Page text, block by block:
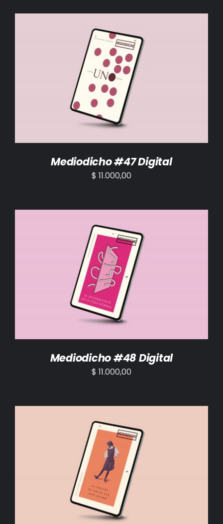
AÑADIR AL CARRITO /
Mediodicho #47 Digital
$ 11.000,00
AÑADIR AL CARRITO /
Mediodicho #48 Digital
$ 11.000,00
AÑADIR AL CARRITO /